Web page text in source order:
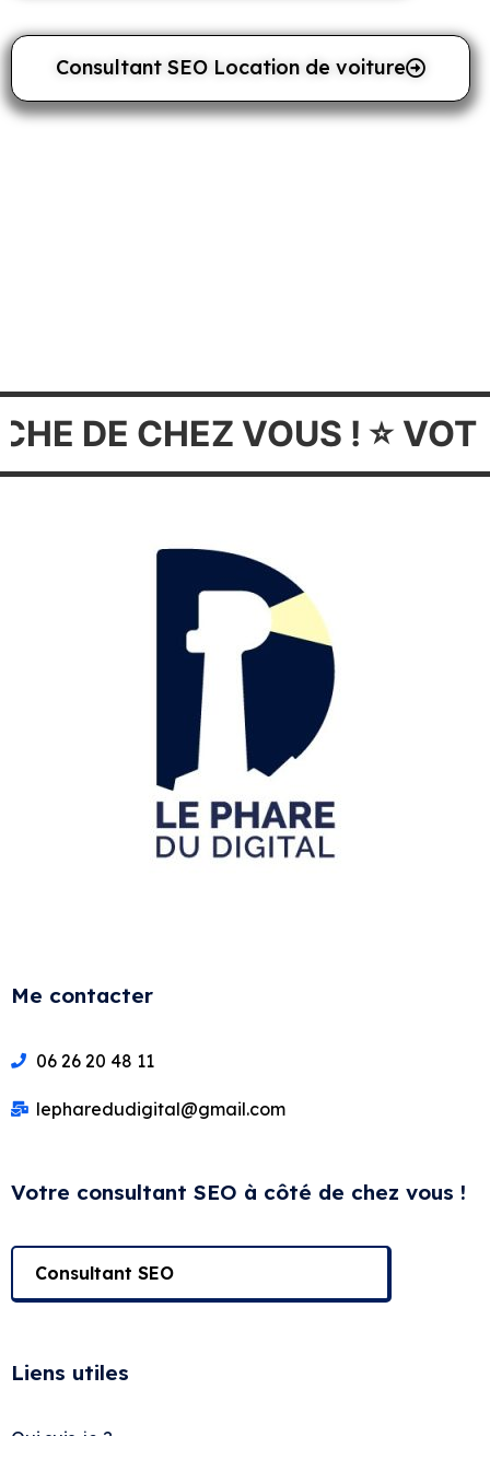
Consultant SEO Location de voiture
DE CHEZ VOUS ! ⭐️ VOTRE
Me contacter
06 26 20 48 11
lepharedudigital@gmail.com
Votre consultant SEO à côté de chez vous !
Consultant SEO
Liens utiles
Qui suis-je ?